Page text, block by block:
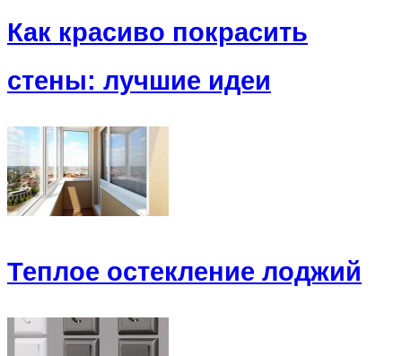
Как красиво покрасить
стены: лучшие идеи
Теплое остекление лоджий